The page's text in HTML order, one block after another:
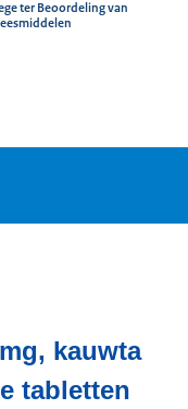
ter Beoordeling van
kauwta
tabletten